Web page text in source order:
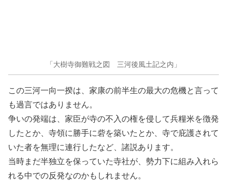
「大樹寺御難戦之図 三河後風土記之内」
この三河一向一揆は、家康の前半生の最大の危機と言って
も過言ではありません。
争いの発端は、家臣が寺の不入の権を侵して兵糧米を徴発
したとか、寺領に勝手に砦を築いたとか、寺で庇護されて
いた者を無理に連行したなど、諸説あります。
当時まだ半独立を保っていた寺社が、勢力下に組み入れら
れる中での反発なのかもしれません。